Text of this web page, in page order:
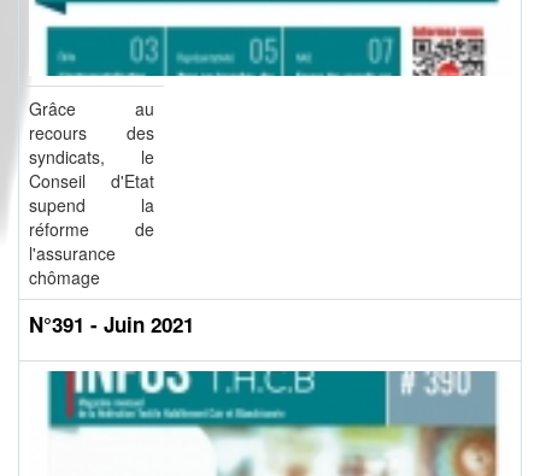
Grâce au
recours des
syndicats, le
Conseil d'Etat
supend la
réforme de
l'assurance
chômage
N°391 - Juin 2021